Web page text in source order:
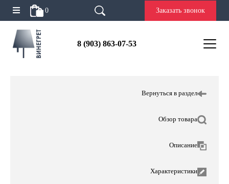
0 Заказать звонок
8 (903) 863-07-53
Вернуться в раздел
Обзор товара
Описание
Характеристики